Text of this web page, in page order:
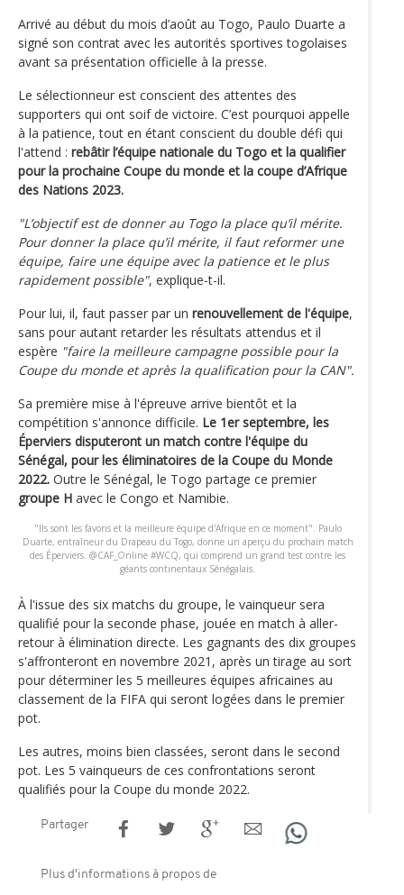
Arrivé au début du mois d’août au Togo, Paulo Duarte a
signé son contrat avec les autorités sportives togolaises
avant sa présentation officielle à la presse.
Le sélectionneur est conscient des attentes des
supporters qui ont soif de victoire. C’est pourquoi appelle
à la patience, tout en étant conscient du double défi qui
l'attend : rebâtir l’équipe nationale du Togo et la qualifier
pour la prochaine Coupe du monde et la coupe d’Afrique
des Nations 2023.
"L’objectif est de donner au Togo la place qu’il mérite.
Pour donner la place qu’il mérite, il faut reformer une
équipe, faire une équipe avec la patience et le plus
rapidement possible", explique-t-il.
Pour lui, il, faut passer par un renouvellement de l'équipe,
sans pour autant retarder les résultats attendus et il
espère "faire la meilleure campagne possible pour la
Coupe du monde et après la qualification pour la CAN".
Sa première mise à l'épreuve arrive bientôt et la
compétition s'annonce difficile. Le 1er septembre, les
Éperviers disputeront un match contre l'équipe du
Sénégal, pour les éliminatoires de la Coupe du Monde
2022. Outre le Sénégal, le Togo partage ce premier
groupe H avec le Congo et Namibie.
"Ils sont les favoris et la meilleure équipe d'Afrique en ce moment". Paulo
Duarte, entraîneur du Drapeau du Togo, donne un aperçu du prochain match
des Éperviers. @CAF_Online #WCQ, qui comprend un grand test contre les
géants continentaux Sénégalais.
À l'issue des six matchs du groupe, le vainqueur sera
qualifié pour la seconde phase, jouée en match à aller-
retour à élimination directe. Les gagnants des dix groupes
s'affronteront en novembre 2021, après un tirage au sort
pour déterminer les 5 meilleures équipes africaines au
classement de la FIFA qui seront logées dans le premier
pot.
Les autres, moins bien classées, seront dans le second
pot. Les 5 vainqueurs de ces confrontations seront
qualifiés pour la Coupe du monde 2022.
Partager
Plus d'informations à propos de